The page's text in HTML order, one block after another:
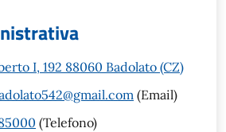
I, 192 88060 Badolato (CZ)
(Email)
(Telefono)